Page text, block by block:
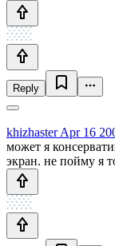
Reply
khizhasterApr 16
может я
экран. не пойму я